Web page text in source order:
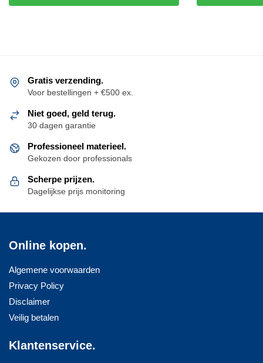
Gratis verzending.
Voor bestellingen + €500 ex.
Niet goed, geld terug.
30 dagen garantie
Professioneel materieel.
Gekozen door professionals
Scherpe prijzen.
Dagelijkse prijs monitoring
Online kopen.
Algemene voorwaarden
Privacy Policy
Disclaimer
Veilig betalen
Klantenservice.